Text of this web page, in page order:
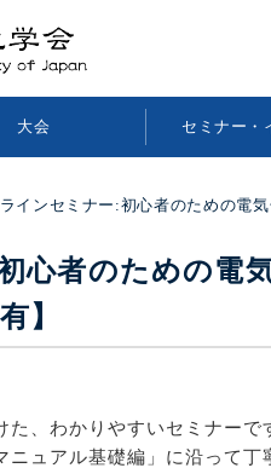
大会 セミナー・
インセミナー:初心者のための電
心者のための電
】
た、わかりやすいセミナーで
ュアル基礎編」に沿って丁